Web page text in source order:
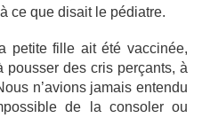
ce que disait le pédiatre.
petite fille ait été vaccinée,
pousser des cris perçants, à
n’avions jamais entendu
de la consoler ou